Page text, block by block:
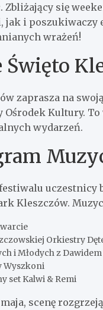
się
jak i poszukiwaczy
wrażeń!
zaprasza na
Ośrodek Kultury.
wydarzeń.
uczestnicy
Kleszczów.
Orkiestry
i Młodych z
Wyszkoni
set Kalwi & Remi
scenę